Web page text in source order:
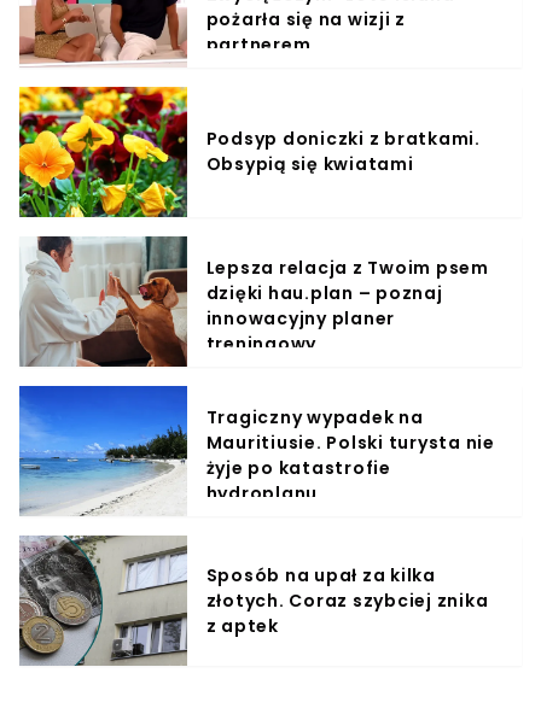
pożarła się na wizji z
partnerem
Podsyp doniczki z bratkami.
Obsypią się kwiatami
Lepsza relacja z Twoim psem
dzięki hau.plan – poznaj
innowacyjny planer
treningowy
Tragiczny wypadek na
Mauritiusie. Polski turysta nie
żyje po katastrofie
hydroplanu
Sposób na upał za kilka
złotych. Coraz szybciej znika
z aptek